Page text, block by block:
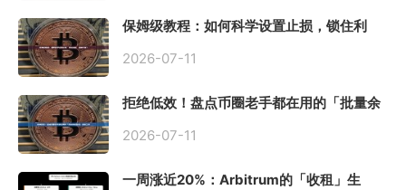
保姆级教程：如何科学设置止损，锁住利
2026-07-11
拒绝低效！盘点币圈老手都在用的「批量余
2026-07-11
一周涨近20%：Arbitrum的「收租」生